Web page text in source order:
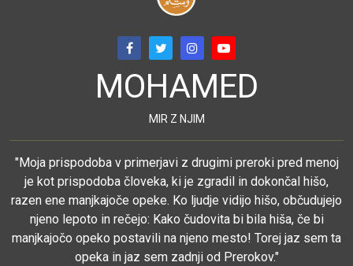
MOHAMED
MIR Z NJIM
"Moja prispodoba v primerjavi z drugimi preroki pred menoj
je kot prispodoba človeka, ki je zgradil in dokončal hišo,
razen ene manjkajoče opeke. Ko ljudje vidijo hišo, občudujejo
njeno lepoto in rečejo: Kako čudovita bi bila hiša, če bi
manjkajočo opeko postavili na njeno mesto! Torej jaz sem ta
opeka in jaz sem zadnji od Prerokov."